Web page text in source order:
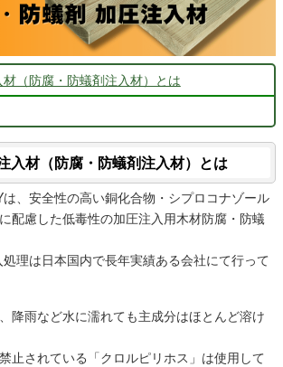
（防腐・防蟻剤注入材）とは
入材（防腐・防蟻剤注入材）とは
、安全性の高い銅化合物・シプロコナゾール
配慮した低毒性の加圧注入用木材防腐・防蟻
理は日本国内で長年実績ある会社にて行って
降雨など水に濡れても主成分はほとんど溶け
止されている「クロルピリホス」は使用して